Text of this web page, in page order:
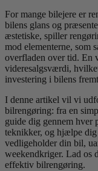
For mange bilejere er
bilens glans og
æstetiske, spiller
mod elementerne, som
overfladen over tid. En
videresalgsværdi,
investering i bilens
I denne artikel vil vi
bilrengøring: fra en
guide dig gennem hver
teknikker, og hjælpe dig
vedligeholder din bil,
weekendkriger. Lad os
effektiv bilrengøring.